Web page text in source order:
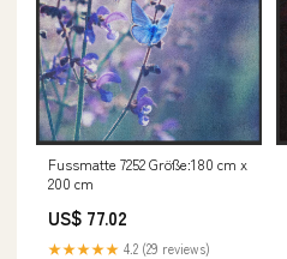
Fussmatte 7252 Größe:180 cm x
200 cm
US$ 77.02
★★★★★ 4.2 (29 reviews)